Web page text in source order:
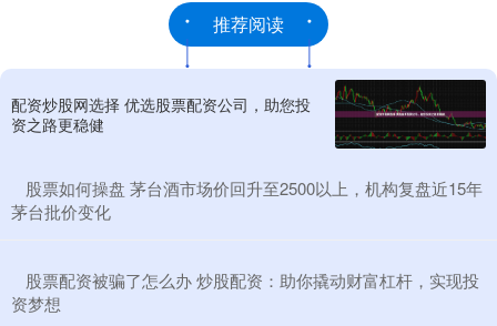
推荐阅读
配资炒股网选择 优选股票配资公司，助您投
资之路更稳健
​股票如何操盘 茅台酒市场价回升至2500以上，机构复盘近15年
茅台批价变化
​股票配资被骗了怎么办 炒股配资：助你撬动财富杠杆，实现投
资梦想